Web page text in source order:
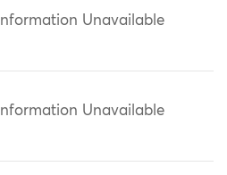
Information Unavailable
Information Unavailable